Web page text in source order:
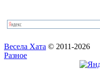
Весела Хата © 2011-2026
Разное